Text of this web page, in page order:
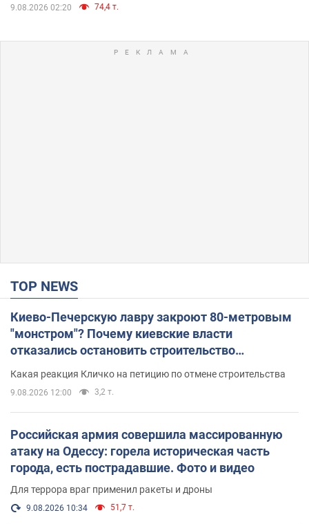
9.08.2026 02:20 74,4 т.
TOP NEWS
Киево-Печерскую лавру закроют 80-метровым
"монстром"? Почему киевские власти
отказались остановить строительство
Какая реакция Кличко на петицию по отмене строительства
9.08.2026 12:00 3,2 т.
Российская армия совершила массированную
атаку на Одессу: горела историческая часть
города, есть пострадавшие. Фото и видео
Для террора враг применил ракеты и дроны
9.08.2026 10:34 51,7 т.